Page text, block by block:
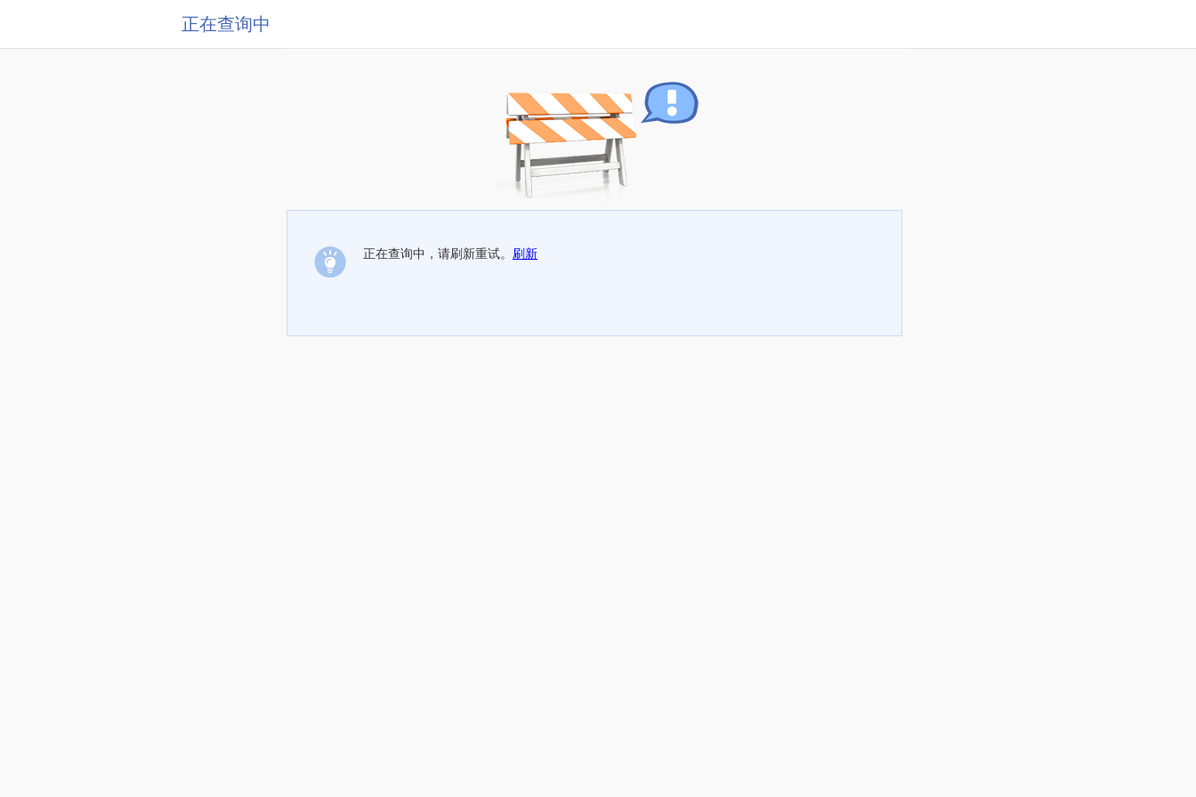
正在查询中
正在查询中，请刷新重试。 刷新